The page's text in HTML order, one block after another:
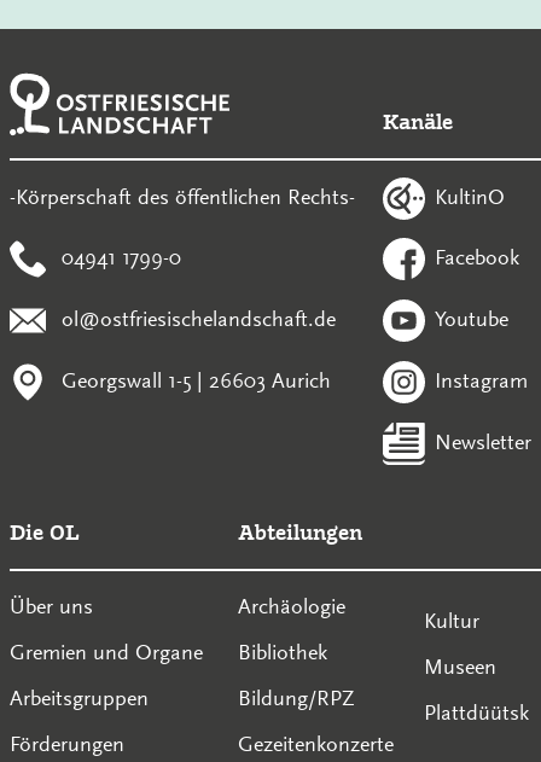
-Körperschaft des öffentlichen Rechts-
04941 1799-0
ol@ostfriesischelandschaft.de
Georgswall 1-5 | 26603 Aurich
Kanäle
KultinO
Facebook
Youtube
Instagram
Newsletter
Die OL
Über uns
Gremien und Organe
Arbeitsgruppen
Förderungen
Abteilungen
Archäologie
Bibliothek
Bildung/RPZ
Gezeitenkonzerte
Kultur
Museen
Plattdüütsk